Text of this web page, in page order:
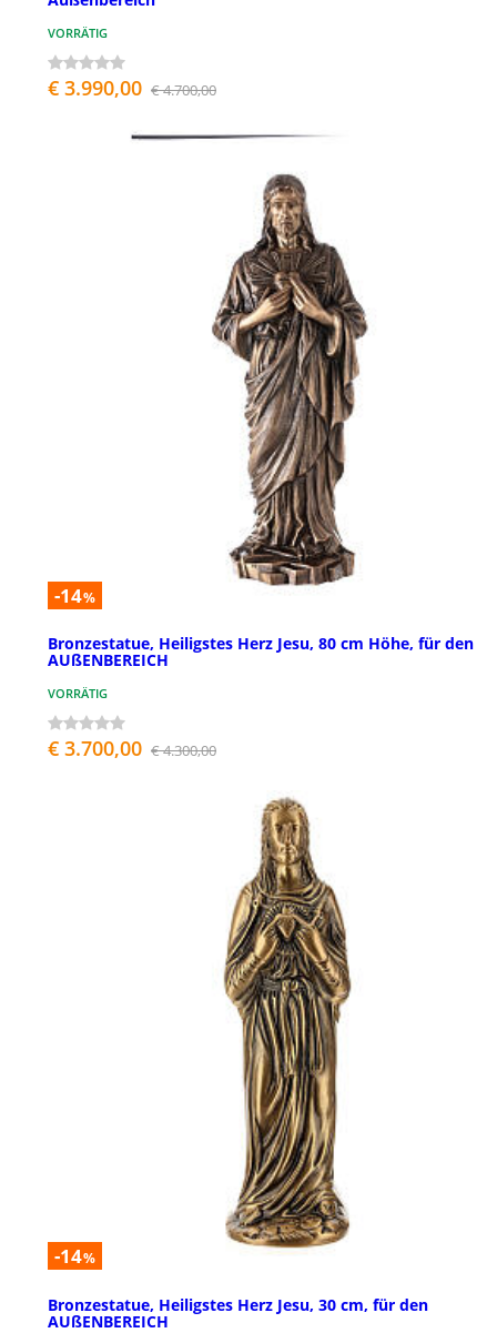
VORRÄTIG
€ 3.990,00 € 4.700,00
-14%
Bronzestatue, Heiligstes Herz Jesu, 80 cm Höhe, für den
AUßENBEREICH
VORRÄTIG
€ 3.700,00 € 4.300,00
-14%
Bronzestatue, Heiligstes Herz Jesu, 30 cm, für den
AUßENBEREICH